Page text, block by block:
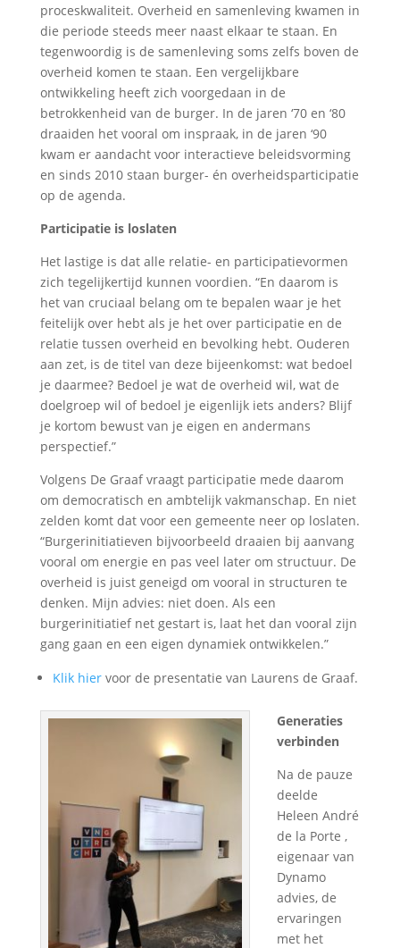
proceskwaliteit. Overheid en samenleving kwamen in
die periode steeds meer naast elkaar te staan. En
tegenwoordig is de samenleving soms zelfs boven de
overheid komen te staan. Een vergelijkbare
ontwikkeling heeft zich voorgedaan in de
betrokkenheid van de burger. In de jaren ‘70 en ‘80
draaiden het vooral om inspraak, in de jaren ‘90
kwam er aandacht voor interactieve beleidsvorming
en sinds 2010 staan burger- én overheidsparticipatie
op de agenda.
Participatie is loslaten
Het lastige is dat alle relatie- en participatievormen
zich tegelijkertijd kunnen voordien. “En daarom is
het van cruciaal belang om te bepalen waar je het
feitelijk over hebt als je het over participatie en de
relatie tussen overheid en bevolking hebt. Ouderen
aan zet, is de titel van deze bijeenkomst: wat bedoel
je daarmee? Bedoel je wat de overheid wil, wat de
doelgroep wil of bedoel je eigenlijk iets anders? Blijf
je kortom bewust van je eigen en andermans
perspectief.”
Volgens De Graaf vraagt participatie mede daarom
om democratisch en ambtelijk vakmanschap. En niet
zelden komt dat voor een gemeente neer op loslaten.
“Burgerinitiatieven bijvoorbeeld draaien bij aanvang
vooral om energie en pas veel later om structuur. De
overheid is juist geneigd om vooral in structuren te
denken. Mijn advies: niet doen. Als een
burgerinitiatief net gestart is, laat het dan vooral zijn
gang gaan en een eigen dynamiek ontwikkelen.”
Klik hiervoor de presentatie van Laurens de Graaf.
Generaties
verbinden
Na de pauze
deelde
Heleen André
de la Porte ,
eigenaar van
Dynamo
advies, de
ervaringen
met het